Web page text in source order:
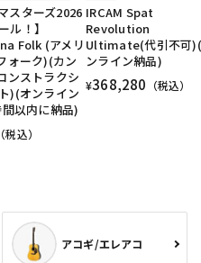
スターズ2026
ル！】
Folk (アメリ
ォーク)(カン
ンストラクシ
)(オンライン
以内に納品)
（税込）
IRCAM Spat
Revolution
Ultimate(代引不可
ンライン納品)
¥368,280 （税込）
アコギ/エレアコ